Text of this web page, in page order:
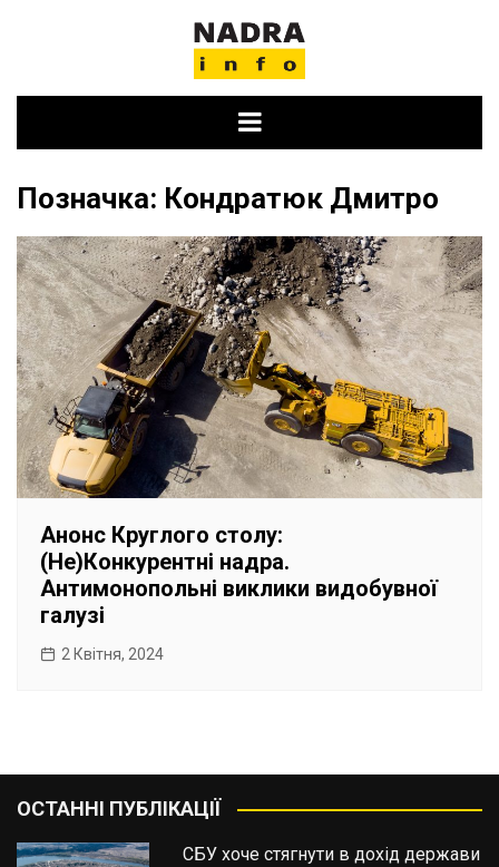
Позначка: Кондратюк Дмитро
Анонс Круглого столу:
(Не)Конкурентні надра.
Антимонопольні виклики видобувної
галузі
2 Квітня, 2024
ОСТАННІ ПУБЛІКАЦІЇ
СБУ хоче стягнути в дохід держави